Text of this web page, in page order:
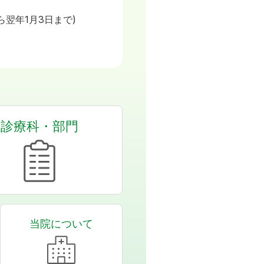
翌年1月3日まで)
診療科・部門
当院について